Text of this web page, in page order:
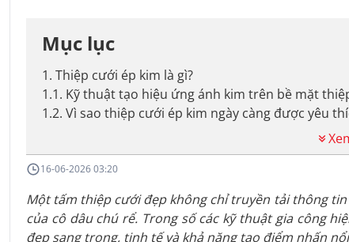
Mục lục
1. Thiệp cưới ép kim là gì?
1.1. Kỹ thuật tạo hiệu ứng ánh kim trên bề mặt
1.2. Vì sao thiệp cưới ép kim ngày càng được yêu
16-06-2026 03:20
Một tấm thiệp cưới đẹp không chỉ truyền tải thông
của cô dâu chú rể. Trong số các kỹ thuật gia công
đẹp sang trọng, tinh tế và khả năng tạo điểm nhấn